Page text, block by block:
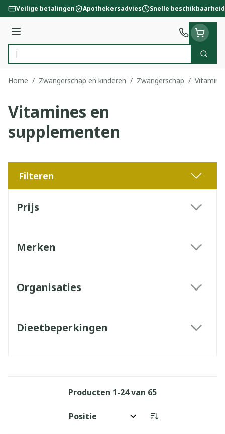
Ga naar de inhoud
Veilige betalingen Apothekersadvies Snelle beschikbaarheid
Menu
Product, merk, categorie...
Zoek
Home / Zwangerschap en kinderen / Zwangerschap /
Vitamines en
supplementen
Filteren
Prijs
Merken
Organisaties
Dieetbeperkingen
Producten 1-24van 65
Sorteer op: